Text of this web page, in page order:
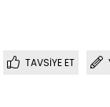
TAVSIYE ET